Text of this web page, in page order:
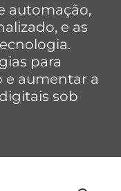
automação,
e as
para
e aumentar a
sob